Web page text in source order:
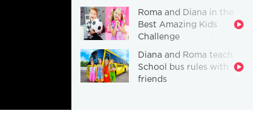
Roma and Diana in the
Best Amazing Kids
Challenge
Diana and Roma teach
School bus rules with
friends